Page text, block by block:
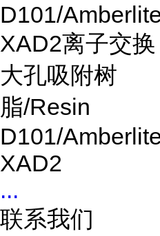
D101/
XAD2离子交换
大孔吸附树
脂/Resin
D101/
XAD2
...
联系我们